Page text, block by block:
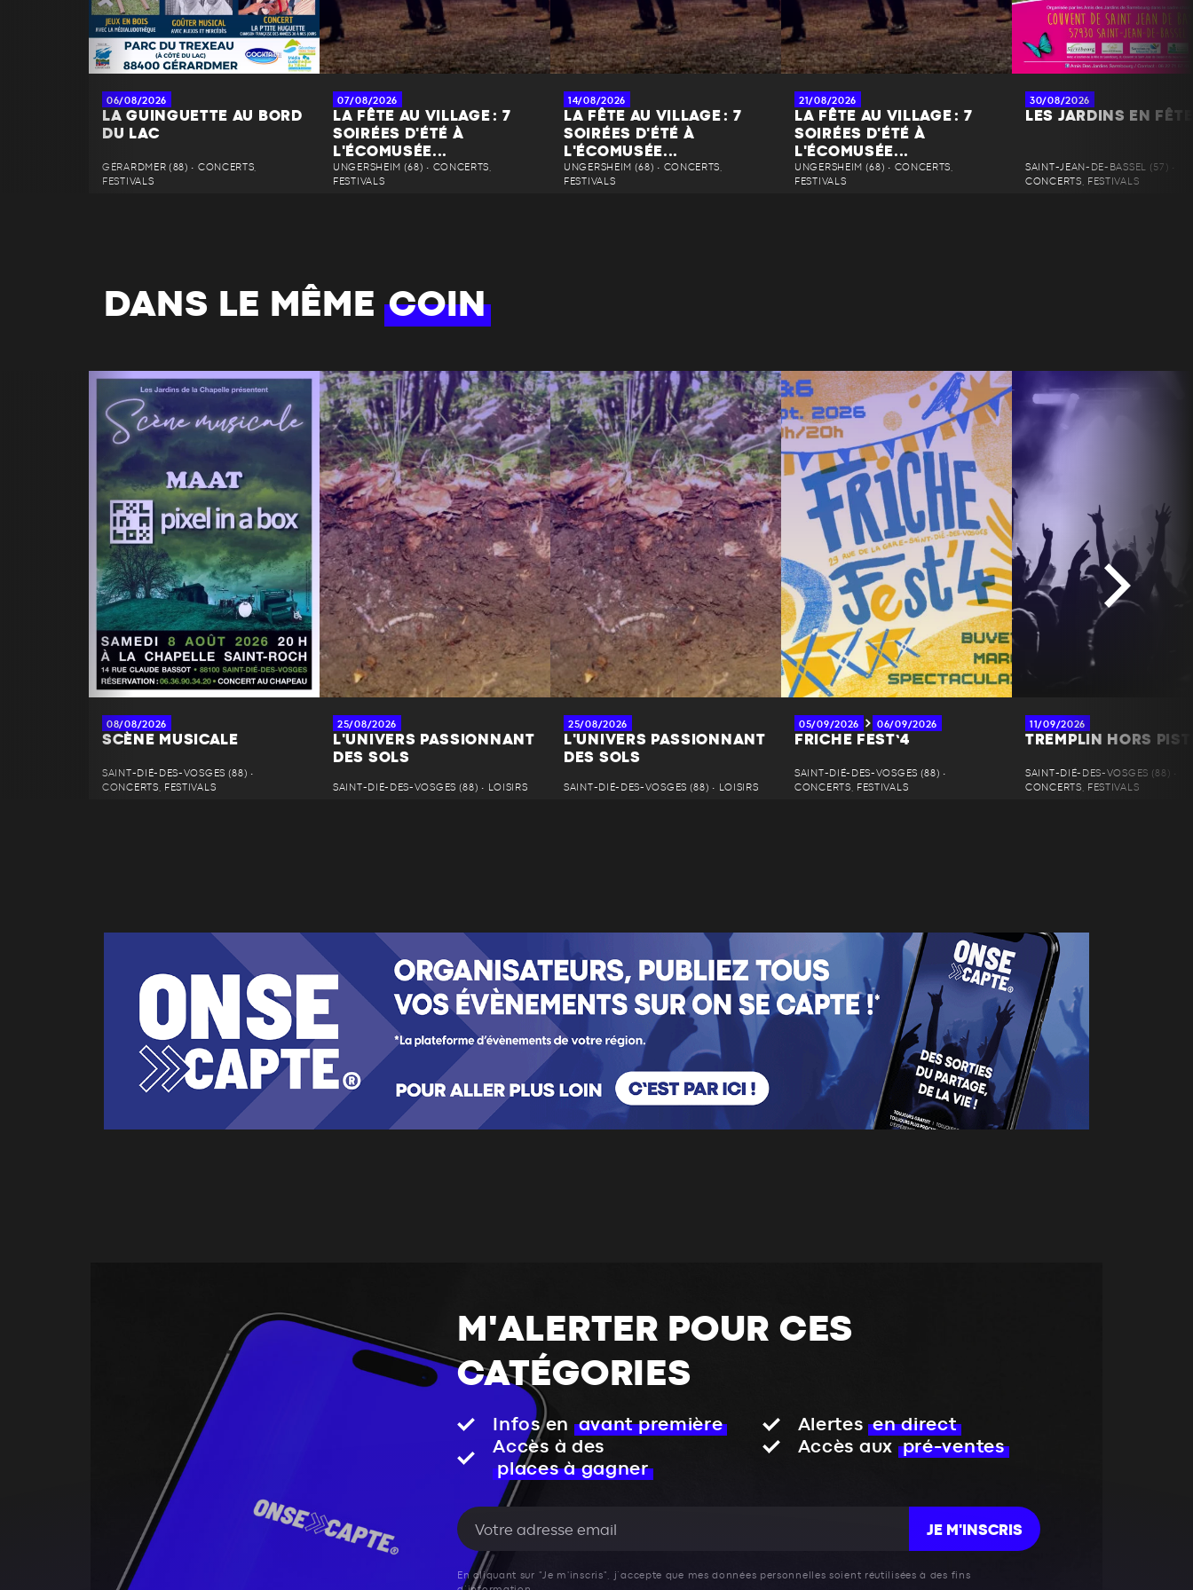
06/08/2026
LA GUINGUETTE AU BORD
DU LAC
GÉRARDMER (88) • CONCERTS,
FESTIVALS
07/08/2026
LA FÊTE AU VILLAGE : 7
SOIRÉES D'ÉTÉ À
L'ÉCOMUSÉE...
UNGERSHEIM (68) • CONCERTS,
FESTIVALS
14/08/2026
LA FÊTE AU VILLAGE : 7
SOIRÉES D'ÉTÉ À
L'ÉCOMUSÉE...
UNGERSHEIM (68) • CONCERTS,
FESTIVALS
21/08/2026
LA FÊTE AU VILLAGE : 7
SOIRÉES D'ÉTÉ À
L'ÉCOMUSÉE...
UNGERSHEIM (68) • CONCERTS,
FESTIVALS
30/08/2026
LES JARDINS EN FÊTE
SAINT-JEAN-DE-BASSEL (57) •
CONCERTS, FESTIVALS
DANS LE MÊMECOIN
08/08/2026
SCÈNE MUSICALE
SAINT-DIÉ-DES-VOSGES (88) •
CONCERTS, FESTIVALS
25/08/2026
L'UNIVERS PASSIONNANT
DES SOLS
SAINT-DIÉ-DES-VOSGES (88) • LOISIRS
25/08/2026
L'UNIVERS PASSIONNANT
DES SOLS
SAINT-DIÉ-DES-VOSGES (88) • LOISIRS
05/09/2026 06/09/2026
FRICHE FEST’4
SAINT-DIÉ-DES-VOSGES (88) •
CONCERTS, FESTIVALS
11/09/2026
TREMPLIN HORS
SAINT-DIÉ-DES-VOSGES (88) •
CONCERTS, FESTIVALS
M'ALERTER POUR CES
CATÉGORIES
Infos en avant première Alertes en direct
Accès à des
places à gagner
Accès aux pré-ventes
JE M'INSCRIS
En cliquant sur "Je m'inscris", j’accepte que mes données personnelles soient réutilisées à des fins